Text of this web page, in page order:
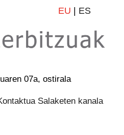
EU ES
07a, ostirala
Salaketen kanala